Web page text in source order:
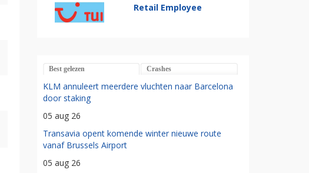
Retail Employee
Best gelezen Crashes
KLM annuleert meerdere vluchten naar Barcelona
door staking
05 aug 26
Transavia opent komende winter nieuwe route
vanaf Brussels Airport
05 aug 26